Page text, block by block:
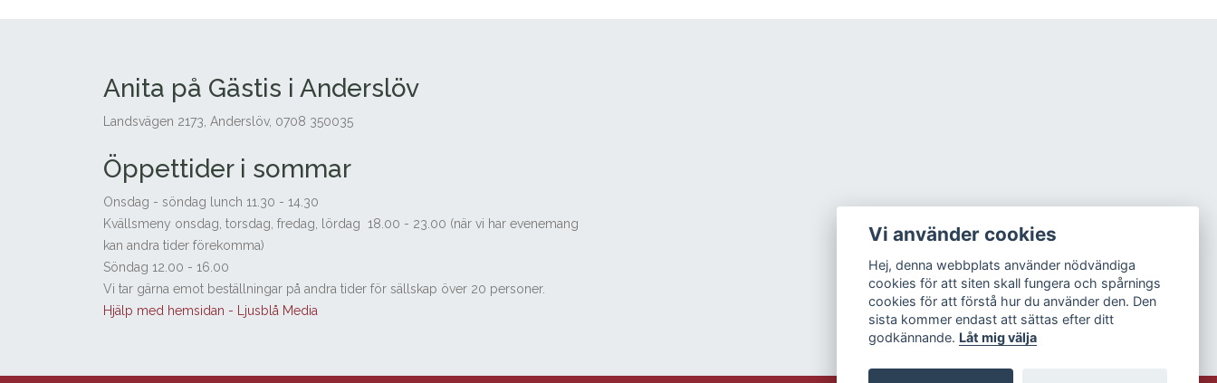
Anita på Gästis i Anderslöv
Landsvägen 2173, Anderslöv, 0708 350035
Öppettider i sommar
Onsdag - söndag lunch 11.30 - 14.30
Kvällsmeny onsdag, torsdag, fredag, lördag 18.00 - 23.00 (när vi har evenemang
kan andra tider förekomma)
Söndag 12.00 - 16.00
Vi tar gärna emot beställningar på andra tider för sällskap över 20 personer.
Hjälp med hemsidan - Ljusblå Media
Vi använder cookies
Hej, denna webbplats använder nödvändiga
cookies för att siten skall fungera och spårnings
cookies för att förstå hur du använder den. Den
sista kommer endast att sättas efter ditt
godkännande. Låt mig välja